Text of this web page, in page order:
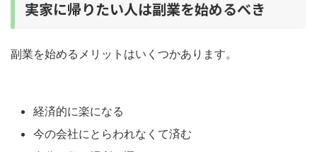
実家に帰りたい人は副業を始めるべき
副業を始めるメリットはいくつかあります。
経済的に楽になる
今の会社にとらわれなくて済む